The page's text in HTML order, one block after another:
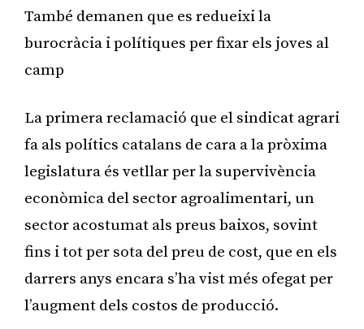
També demanen que es redueixi la
burocràcia i polítiques per fixar els joves al
camp
La primera reclamació que el sindicat agrari
fa als polítics catalans de cara a la pròxima
legislatura és vetllar per la supervivència
econòmica del sector agroalimentari, un
sector acostumat als preus baixos, sovint
fins i tot per sota del preu de cost, que en els
darrers anys encara s’ha vist més ofegat per
l’augment dels costos de producció.